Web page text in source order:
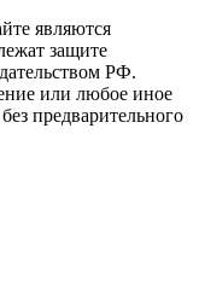
являются
защите
РФ.
или любое иное
предварительного